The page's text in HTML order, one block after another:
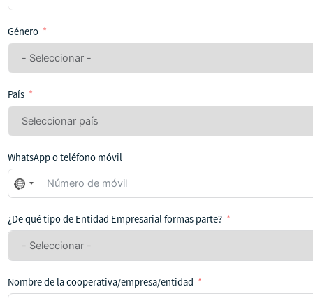
Género
País
WhatsApp o teléfono móvil
No
se
seleccionado
ningún
¿De qué tipo de Entidad Empresarial formas parte?
Nombre de la cooperativa/empresa/entidad